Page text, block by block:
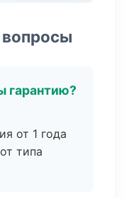
гарантию?
от 1 года
типа